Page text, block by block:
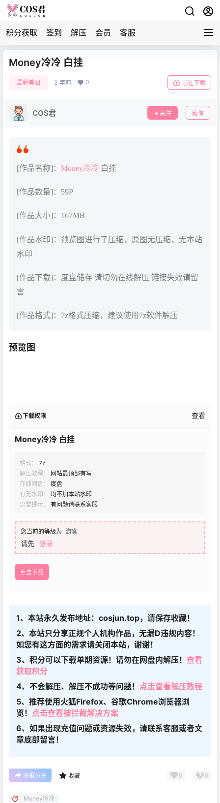
积分获取 签到 解压 会员 客服
Money冷冷 白挂
最新美图 3 年前 0 前往下载
COS君 关注 私信
[作品名称]： Money冷冷 白挂
[作品数量]：59P
[作品大小]：167MB
[作品水印]：预览图进行了压缩，原图无压缩，无本站
水印
[作品下载]：度盘储存 请切勿在线解压 链接失效请留
言
[作品格式]：7z格式压缩，建议使用7z软件解压
预览图
下载权限 查看
Money冷冷 白挂
格式：
7z
解压教程：
网站最顶部有写
存储网盘：
度盘
有无水印：
均不加本站水印
温馨提示：
有问题请联系客服
您当前的等级为 游客
请先 登录
点击下载
1、本站永久发布地址：cosjun.top，请保存收藏！
2、本站只分享正规个人机构作品，无漏D违规内容！
如您有这方面的需求请关闭本站，谢谢！
3、积分可以下载单期资源！请勿在网盘内解压！ 查看
获取积分
4、不会解压、解压不成功等问题！ 点击查看解压教程
5、推荐使用火狐Firefox、谷歌Chrome浏览器浏
览！ 点击查看被拦截解决方案
6、如果出现充值问题或资源失效，请联系客服或者文
章底部留言！
海报分享 收藏 0 0
Money冷冷